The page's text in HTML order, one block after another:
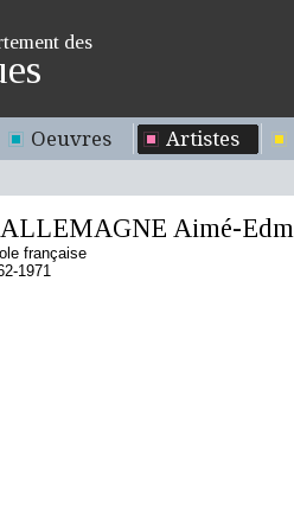
des
Oeuvres Artistes
Aimé-
française
1971